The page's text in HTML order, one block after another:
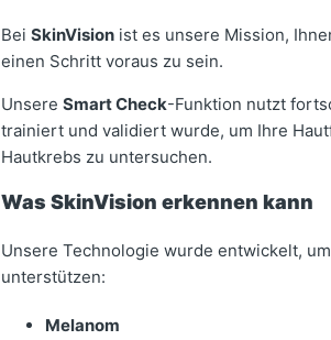
BeiSkinVision ist es unsere Mission,
einen Schritt voraus zu sein.
UnsereSmart Check-Funktion nutzt
trainiert und validiert wurde, um Ihre
Hautkrebs zu untersuchen.
Was SkinVision erkennen kann
Unsere Technologie wurde entwickelt,
unterstützen:
Melanom